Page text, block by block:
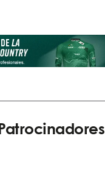
Patrocinadores